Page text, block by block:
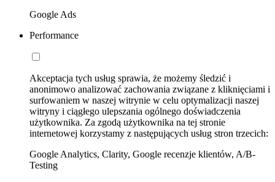
Google Ads
Performance
Akceptacja tych usług sprawia, że możemy śledzić i
anonimowo analizować zachowania związane z kliknięciami i
surfowaniem w naszej witrynie w celu optymalizacji naszej
witryny i ciągłego ulepszania ogólnego doświadczenia
użytkownika. Za zgodą użytkownika na tej stronie
internetowej korzystamy z następujących usług stron trzecich:
Google Analytics, Clarity, Google recenzje klientów, A/B-
Testing